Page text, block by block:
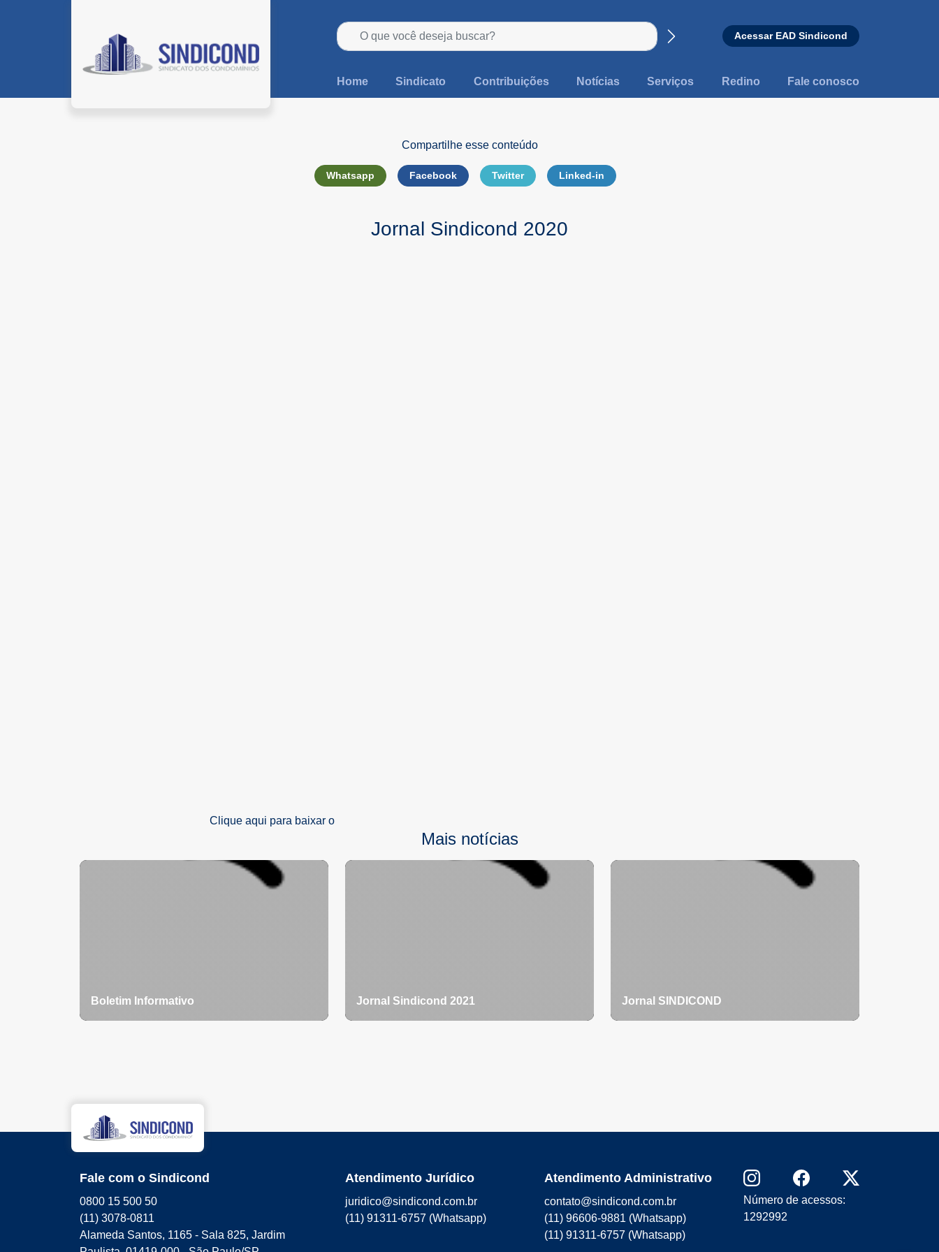
Busca
Acessar EAD Sindicond
Home Sindicato Contribuições Notícias Serviços Redino Fale conosco
Compartilhe esse conteúdo
Whatsapp Facebook Twitter Linked-in
Jornal Sindicond 2020
Clique aqui para baixar o
Mais notícias
Boletim Informativo Jornal Sindicond 2021 Jornal SINDICOND
Fale com o Sindicond
0800 15 500 50
(11) 3078-0811
Alameda Santos, 1165 - Sala 825, Jardim
Atendimento Jurídico
juridico@sindicond.com.br
(11) 91311-6757 (Whatsapp)
Atendimento Administrativo
contato@sindicond.com.br
(11) 96606-9881 (Whatsapp)
(11) 91311-6757 (Whatsapp)
Número de acessos:
1292992